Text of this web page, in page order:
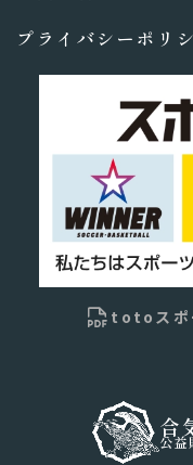
プライバシーポリ
totoスポ
合
公